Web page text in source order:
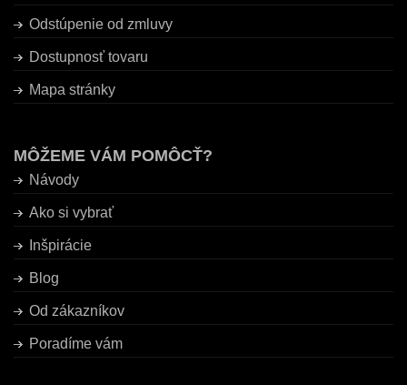
Odstúpenie od zmluvy
Dostupnosť tovaru
Mapa stránky
MÔŽEME VÁM POMÔCŤ?
Návody
Ako si vybrať
Inšpirácie
Blog
Od zákazníkov
Poradíme vám